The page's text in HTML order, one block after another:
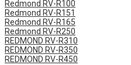
Redmond RV-R100
Redmond RV-R151
Redmond RV-R165
Redmond RV-R250
REDMOND RV-R310
REDMOND RV-R350
REDMOND RV-R450